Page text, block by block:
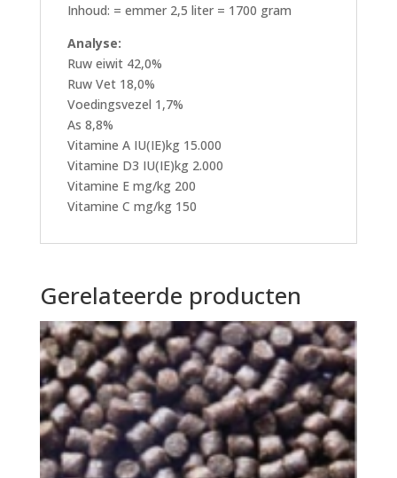
Inhoud: = emmer 2,5 liter = 1700 gram
Analyse:
Ruw eiwit 42,0%
Ruw Vet 18,0%
Voedingsvezel 1,7%
As 8,8%
Vitamine A IU(IE)kg 15.000
Vitamine D3 IU(IE)kg 2.000
Vitamine E mg/kg 200
Vitamine C mg/kg 150
Gerelateerde producten